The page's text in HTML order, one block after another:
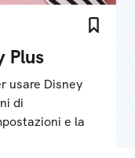
Plus
usare Disney
di
e la